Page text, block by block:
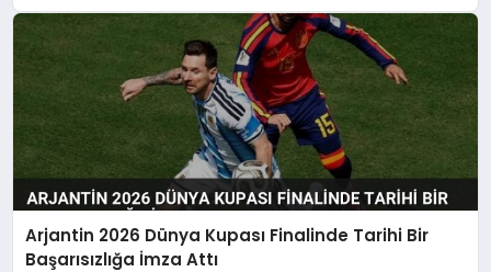
Arjantin 2026 Dünya Kupası Finalinde Tarihi Bir
Başarısızlığa İmza Attı